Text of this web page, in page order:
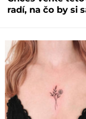
radí, na čo by si